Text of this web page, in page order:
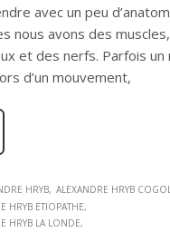
avec un peu
nous avons des
et des nerfs. Parfois
d’un mouvement,
HRYB ALEXANDRE HRYB
HRYB ETIOPATHE
HRYB LA LONDE